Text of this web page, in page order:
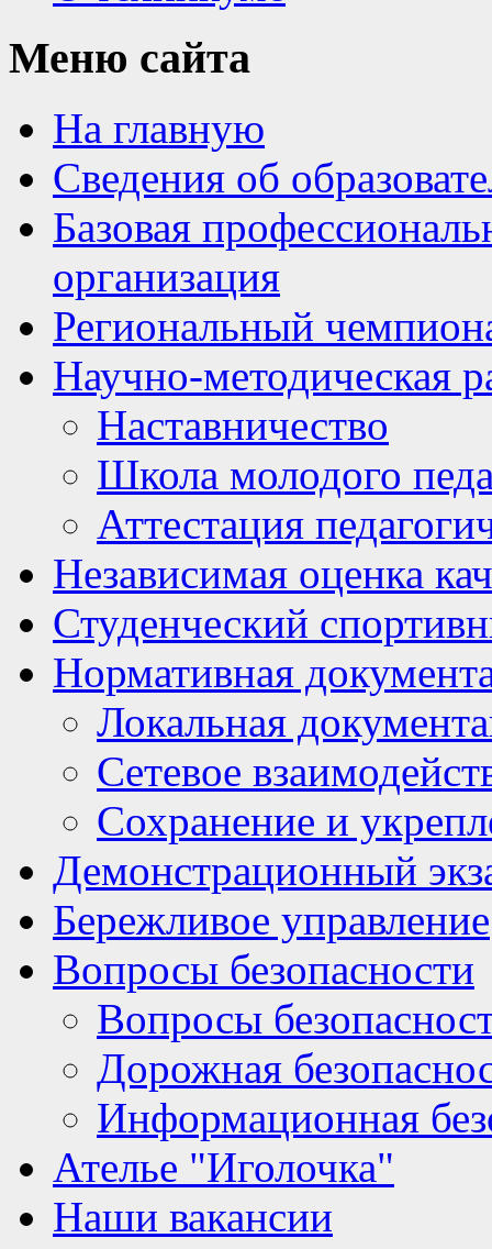
Меню сайта
На главную
Сведения об
Базовая
организация
Региональный
Научно-методическая
Наставничество
Школа молодого
Аттестация
Независимая оценка
Студенческий
Нормативная
Локальная
Сетевое
Сохранение и
Демонстрационный
Бережливое управление
Вопросы безопасности
Вопросы
Дорожная
Информационная
Ателье "Иголочка"
Наши вакансии